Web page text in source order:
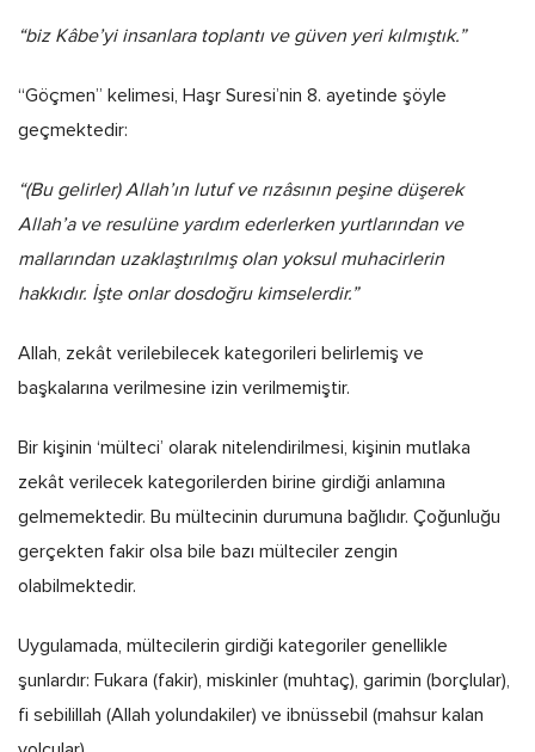
“biz Kâbe’yi insanlara toplantı ve güven yeri kılmıştık.”
“Göçmen” kelimesi, Haşr Suresi’nin 8. ayetinde şöyle
geçmektedir:
“(Bu gelirler) Allah’ın lutuf ve rızâsının peşine düşerek
Allah’a ve resulüne yardım ederlerken yurtlarından ve
mallarından uzaklaştırılmış olan yoksul muhacirlerin
hakkıdır. İşte onlar dosdoğru kimselerdir.”
Allah, zekât verilebilecek kategorileri belirlemiş ve
başkalarına verilmesine izin verilmemiştir.
Bir kişinin ‘mülteci’ olarak nitelendirilmesi, kişinin mutlaka
zekât verilecek kategorilerden birine girdiği anlamına
gelmemektedir. Bu mültecinin durumuna bağlıdır. Çoğunluğu
gerçekten fakir olsa bile bazı mülteciler zengin
olabilmektedir.
Uygulamada, mültecilerin girdiği kategoriler genellikle
şunlardır: Fukara (fakir), miskinler (muhtaç), garimin (borçlular),
fi sebilillah (Allah yolundakiler) ve ibnüssebil (mahsur kalan